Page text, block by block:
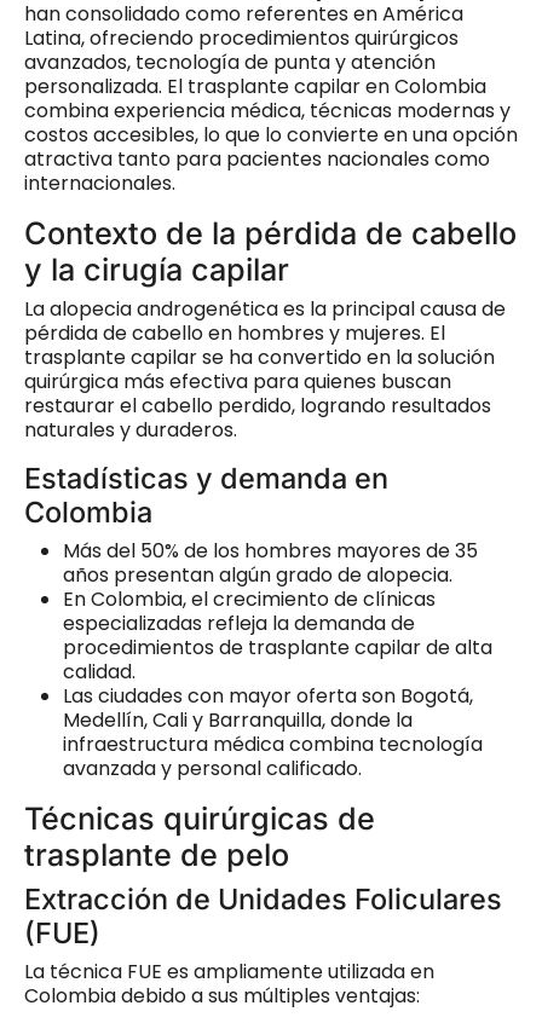
han consolidado como referentes en América
Latina, ofreciendo procedimientos quirúrgicos
avanzados, tecnología de punta y atención
personalizada. El trasplante capilar en Colombia
combina experiencia médica, técnicas modernas y
costos accesibles, lo que lo convierte en una opción
atractiva tanto para pacientes nacionales como
internacionales.
Contexto de la pérdida de cabello
y la cirugía capilar
La alopecia androgenética es la principal causa de
pérdida de cabello en hombres y mujeres. El
trasplante capilar se ha convertido en la solución
quirúrgica más efectiva para quienes buscan
restaurar el cabello perdido, logrando resultados
naturales y duraderos.
Estadísticas y demanda en
Colombia
Más del 50% de los hombres mayores de 35
años presentan algún grado de alopecia.
En Colombia, el crecimiento de clínicas
especializadas refleja la demanda de
procedimientos de trasplante capilar de alta
calidad.
Las ciudades con mayor oferta son Bogotá,
Medellín, Cali y Barranquilla, donde la
infraestructura médica combina tecnología
avanzada y personal calificado.
Técnicas quirúrgicas de
trasplante de pelo
Extracción de Unidades Foliculares
(FUE)
La técnica FUE es ampliamente utilizada en
Colombia debido a sus múltiples ventajas: